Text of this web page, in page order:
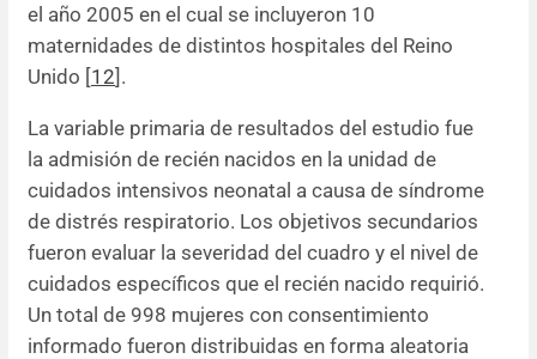
el año 2005 en el cual se incluyeron 10
maternidades de distintos hospitales del Reino
Unido [12].
La variable primaria de resultados del estudio fue
la admisión de recién nacidos en la unidad de
cuidados intensivos neonatal a causa de síndrome
de distrés respiratorio. Los objetivos secundarios
fueron evaluar la severidad del cuadro y el nivel de
cuidados específicos que el recién nacido requirió.
Un total de 998 mujeres con consentimiento
informado fueron distribuidas en forma aleatoria